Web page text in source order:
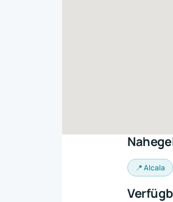
📍 Alcala